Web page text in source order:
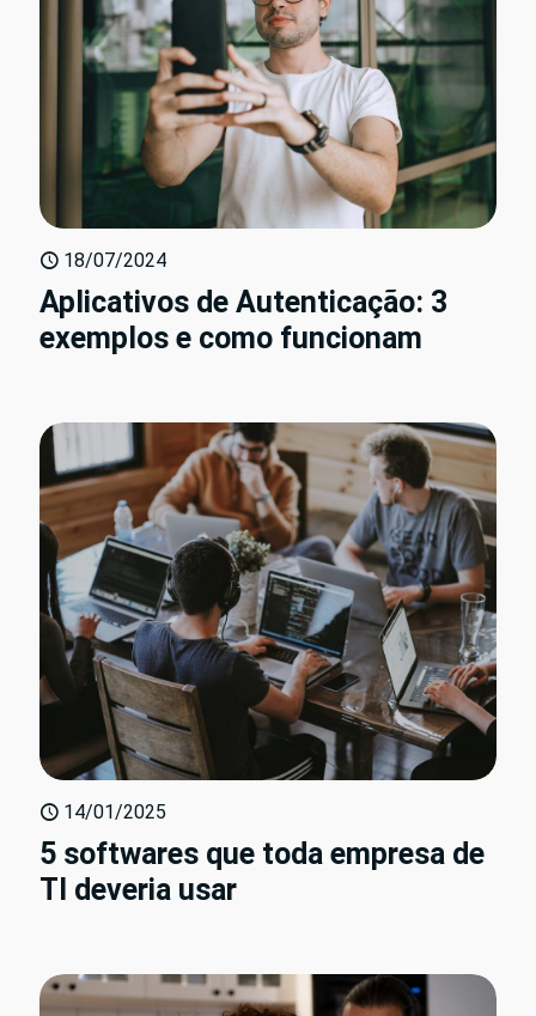
18/07/2024
Aplicativos de Autenticação: 3
exemplos e como funcionam
14/01/2025
5 softwares que toda empresa de
TI deveria usar